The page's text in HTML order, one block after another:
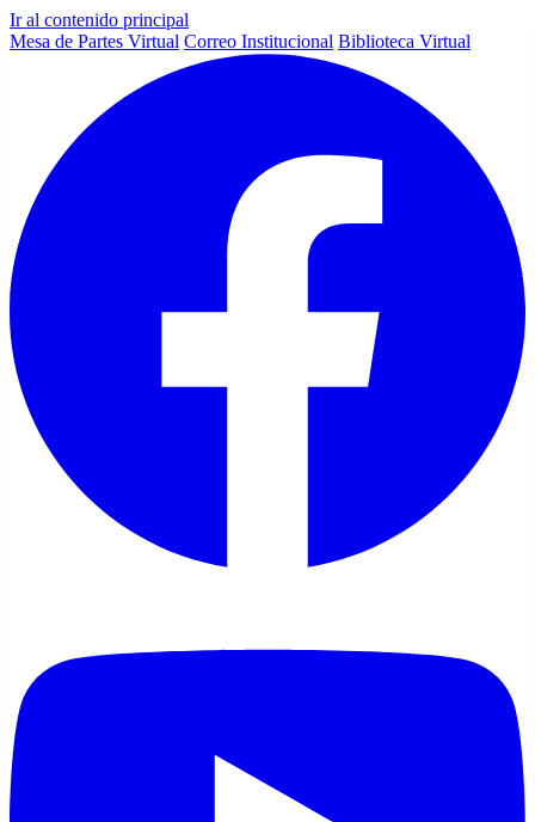
Ir al contenido principal
Mesa de Partes Virtual Correo Institucional Biblioteca Virtual